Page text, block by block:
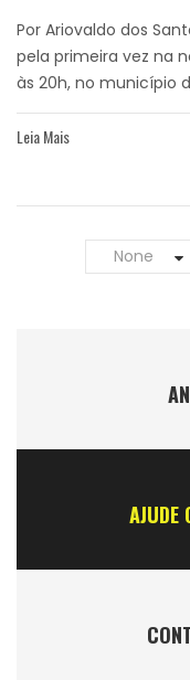
Por Ariovaldo dos
pela primeira vez na
às 20h, no município
Leia Mais
None
AJUDE